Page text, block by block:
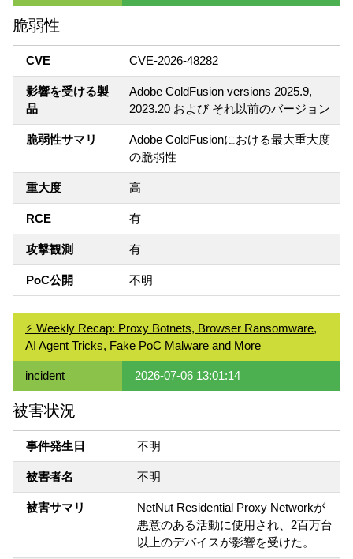
脆弱性
CVE CVE-2026-48282
影響を受ける製
品
Adobe ColdFusion versions 2025.9,
2023.20 および それ以前のバージョン
脆弱性サマリ
Adobe ColdFusionにおける最大重大度
の脆弱性
重大度 高
RCE 有
攻撃観測 有
PoC公開 不明
⚡ Weekly Recap: Proxy Botnets, Browser Ransomware,
AI Agent Tricks, Fake PoC Malware and More
incident 2026-07-06 13:01:14
被害状況
事件発生日 不明
被害者名 不明
被害サマリ
NetNut Residential Proxy Networkが
悪意のある活動に使用され、2百万台
以上のデバイスが影響を受けた。